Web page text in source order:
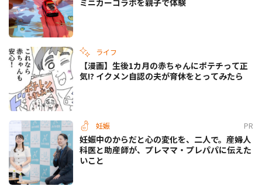
ライフ
【漫画】生後1カ月の赤ちゃんにポテチって正
気!? イクメン自認の夫が育休をとってみたら
妊娠 PR
妊娠中のからだと心の変化を、二人で。産婦人
科医と助産師が、プレママ・プレパパに伝えた
いこと